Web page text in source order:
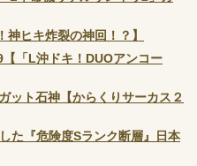
ヒキ炸裂の神回！？】
「L沖ドキ！DUOアンコー
ット石神【からくりサーカス２
た『危険度Sランク断層』日本